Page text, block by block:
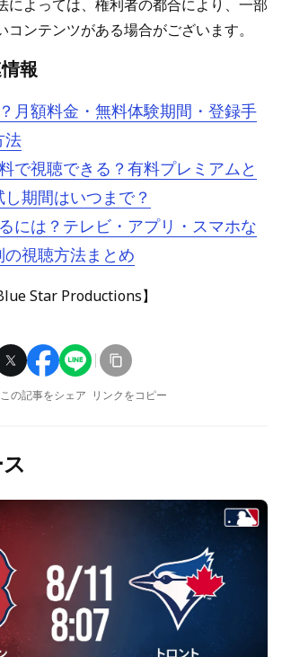
よっては、権利者の都合により、一部
コンテンツがある場合がございます。
報
月額料金・無料体験期間・登録手
法
で視聴できる？有料プレミアムと
期間はいつまで？
には？テレビ・アプリ・スマホな
の視聴方法まとめ
Star Productions】
この記事をシェア リンクをコピー